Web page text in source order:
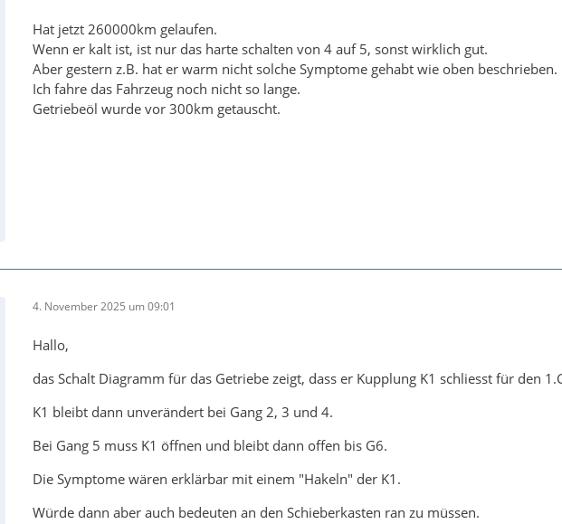
Hat jetzt 260000km gelaufen.
Wenn er kalt ist, ist nur das harte schalten von 4 auf 5, sonst wirklich gut.
Aber gestern z.B. hat er warm nicht solche Symptome gehabt wie oben beschrieben.
Ich fahre das Fahrzeug noch nicht so lange.
Getriebeöl wurde vor 300km getauscht.
4. November 2025 um 09:01
Hallo,
das Schalt Diagramm für das Getriebe zeigt, dass er Kupplung K1 schliesst für den
K1 bleibt dann unverändert bei Gang 2, 3 und 4.
Bei Gang 5 muss K1 öffnen und bleibt dann offen bis G6.
Die Symptome wären erklärbar mit einem "Hakeln" der K1.
Würde dann aber auch bedeuten an den Schieberkasten ran zu müssen.